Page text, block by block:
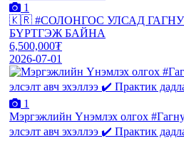
1
🇰🇷 #СОЛОНГОС УЛСАД
БҮРТГЭЖ БАЙНА
6,500,000₮
2026-07-01
1
Мэргэжлийн Үнэмлэх олгох
элсэлт авч эхэллээ ✔️ Практик